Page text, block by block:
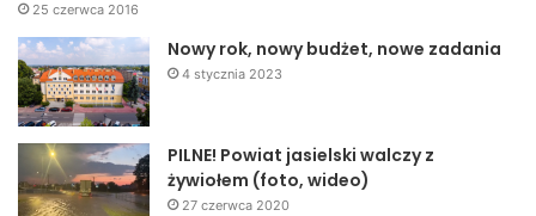
25 czerwca 2016
Nowy rok, nowy budżet, nowe zadania
4 stycznia 2023
PILNE! Powiat jasielski walczy z
żywiołem (foto, wideo)
27 czerwca 2020